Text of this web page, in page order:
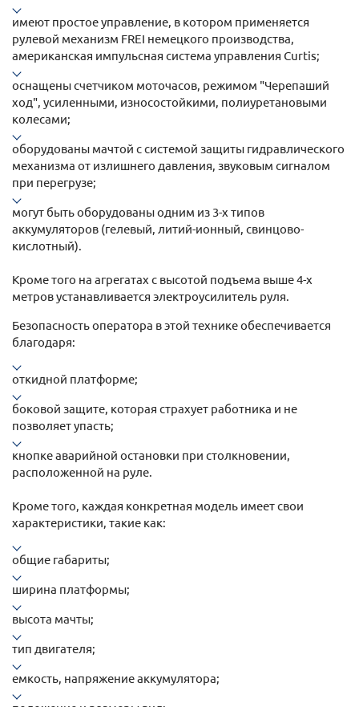
имеют простое управление, в котором применяется
рулевой механизм FREI немецкого производства,
американская импульсная система управления Curtis;
оснащены счетчиком моточасов, режимом "Черепаший
ход", усиленными, износостойкими, полиуретановыми
колесами;
оборудованы мачтой с системой защиты гидравлического
механизма от излишнего давления, звуковым сигналом
при перегрузе;
могут быть оборудованы одним из 3-х типов
аккумуляторов (гелевый, литий-ионный, свинцово-
кислотный).
Кроме того на агрегатах с высотой подъема выше 4-х
метров устанавливается электроусилитель руля.
Безопасность оператора в этой технике обеспечивается
благодаря:
откидной платформе;
боковой защите, которая страхует работника и не
позволяет упасть;
кнопке аварийной остановки при столкновении,
расположенной на руле.
Кроме того, каждая конкретная модель имеет свои
характеристики, такие как:
общие габариты;
ширина платформы;
высота мачты;
тип двигателя;
емкость, напряжение аккумулятора;